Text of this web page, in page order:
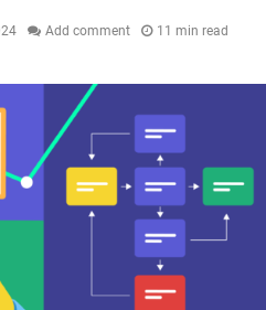
Add comment 11 min read